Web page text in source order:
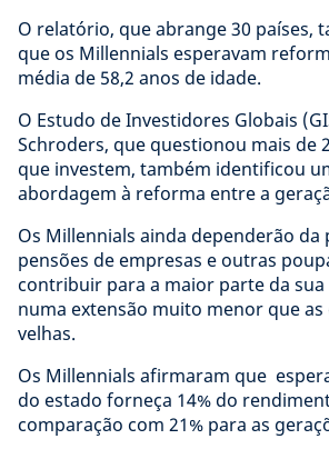
O relatório, que abrange 30 países,
que os Millennials esperavam
média de 58,2 anos de idade.
O Estudo de Investidores Globais
Schroders, que questionou mais de
que investem, também identificou
abordagem à reforma entre a
Os Millennials ainda dependerão da
pensões de empresas e outras
contribuir para a maior parte da
numa extensão muito menor que as
velhas.
Os Millennials afirmaram que
do estado forneça 14% do
comparação com 21% para as